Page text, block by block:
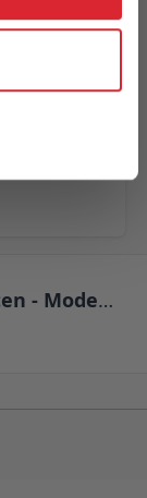
Maui loungeset voor buiten - Moderne terrasmeubelenset